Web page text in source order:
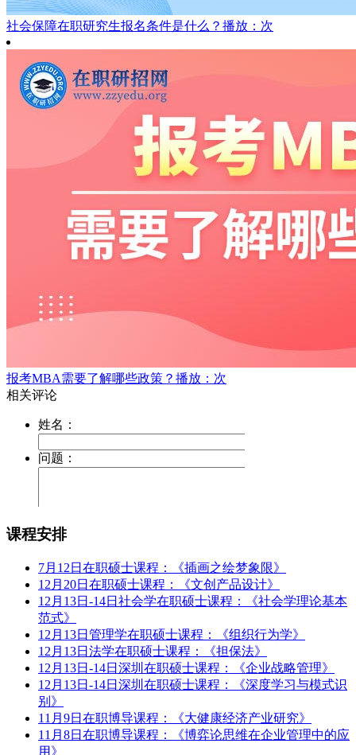
社会保障在职研究生报名条件是什么？ 播放：次
报考MBA需要了解哪些政策？ 播放：次
课程安排
7月12日在职硕士课程：《插画之绘梦象限》
12月20日在职硕士课程：《文创产品设计》
12月13日-14日社会学在职硕士课程：《社会学理论基本
范式》
12月13日管理学在职硕士课程：《组织行为学》
12月13日法学在职硕士课程：《担保法》
12月13日-14日深圳在职硕士课程：《企业战略管理》
12月13日-14日深圳在职硕士课程：《深度学习与模式识
别》
11月9日在职博导课程：《大健康经济产业研究》
11月8日在职博导课程：《博弈论思维在企业管理中的应
用》